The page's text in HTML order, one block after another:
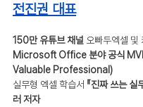
전진권 대표
150만 유튜브 채널 오빠두엑셀 및
Microsoft Office 분야 공식
Valuable Professional)
실무형 엑셀 학습서 『진짜 쓰는 실
러 저자